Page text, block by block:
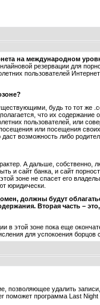
на международном
резервации для
пользователей
будь то тот же
что их содержание
пользователей, или
или посещения
возможность либо
А дальше,
и сайт банка, и сайт
зоне не спасет его
юридически.
должны будут
Вторая часть – это,
в этой зоне пока еще
для успокоения борцов
удалить
программа Last